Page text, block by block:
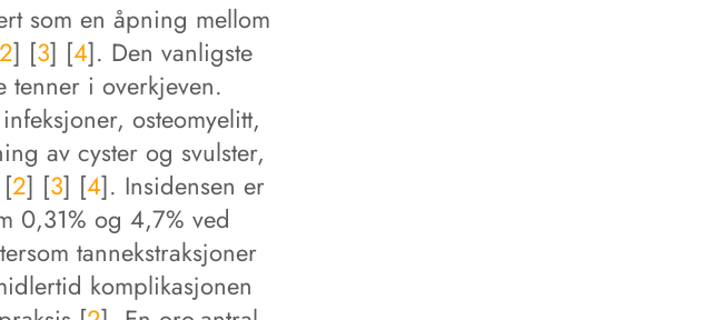
som en åpning mellom
2] [3] [4]. Den vanligste
tenner i overkjeven.
osteomyelitt,
av cyster og svulster,
2] [3] [4]. Insidensen er
0,31% og 4,7% ved
tannekstraksjoner
komplikasjonen